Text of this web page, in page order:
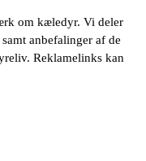
om kæledyr. Vi deler
anbefalinger af de
Reklamelinks kan